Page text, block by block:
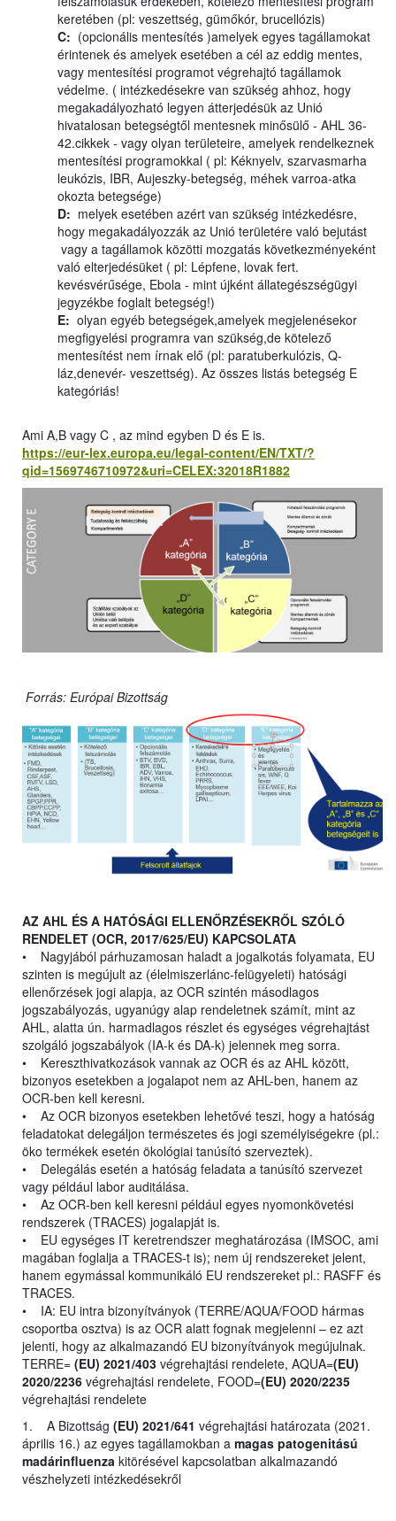
keretében (pl: veszettség, gümőkór, brucellózis)
C: (opcionális mentesítés )amelyek egyes tagállamokat
érintenek és amelyek esetében a cél az eddig mentes,
vagy mentesítési programot végrehajtó tagállamok
védelme. ( intézkedésekre van szükség ahhoz, hogy
megakadályozható legyen átterjedésük az Unió
hivatalosan betegségtől mentesnek minősülő - AHL 36-
42.cikkek - vagy olyan területeire, amelyek rendelkeznek
mentesítési programokkal ( pl: Kéknyelv, szarvasmarha
leukózis, IBR, Aujeszky-betegség, méhek varroa-atka
okozta betegsége)
D: melyek esetében azért van szükség intézkedésre,
hogy megakadályozzák az Unió területére való bejutást
vagy a tagállamok közötti mozgatás következményeként
való elterjedésüket ( pl: Lépfene, lovak fert.
kevésvérűsége, Ebola - mint újként állategészségügyi
jegyzékbe foglalt betegség!)
E: olyan egyéb betegségek,amelyek megjelenésekor
megfigyelési programra van szükség,de kötelező
mentesítést nem írnak elő (pl: paratuberkulózis, Q-
láz,denevér- veszettség). Az összes listás betegség E
kategóriás!
Ami A,B vagy C , az mind egyben D és E is.
https://eur-lex.europa.eu/legal-content/EN/TXT/?
qid=1569746710972&uri=CELEX:32018R1882
Forrás: Európai Bizottság
AZ AHL ÉS A HATÓSÁGI ELLENŐRZÉSEKRŐL SZÓLÓ
RENDELET (OCR, 2017/625/EU) KAPCSOLATA
• Nagyjából párhuzamosan haladt a jogalkotás folyamata, EU
szinten is megújult az (élelmiszerlánc-felügyeleti) hatósági
ellenőrzések jogi alapja, az OCR szintén másodlagos
jogszabályozás, ugyanúgy alap rendeletnek számít, mint az
AHL, alatta ún. harmadlagos részlet és egységes végrehajtást
szolgáló jogszabályok (IA-k és DA-k) jelennek meg sorra.
• Kereszthivatkozások vannak az OCR és az AHL között,
bizonyos esetekben a jogalapot nem az AHL-ben, hanem az
OCR-ben kell keresni.
• Az OCR bizonyos esetekben lehetővé teszi, hogy a hatóság
feladatokat delegáljon természetes és jogi személyiségekre (pl.:
öko termékek esetén ökológiai tanúsító szerveztek).
• Delegálás esetén a hatóság feladata a tanúsító szervezet
vagy például labor auditálása.
• Az OCR-ben kell keresni például egyes nyomonkövetési
rendszerek (TRACES) jogalapját is.
• EU egységes IT keretrendszer meghatározása (IMSOC, ami
magában foglalja a TRACES-t is); nem új rendszereket jelent,
hanem egymással kommunikáló EU rendszereket pl.: RASFF és
TRACES.
• IA: EU intra bizonyítványok (TERRE/AQUA/FOOD hármas
csoportba osztva) is az OCR alatt fognak megjelenni – ez azt
jelenti, hogy az alkalmazandó EU bizonyítványok megújulnak.
TERRE= (EU) 2021/403 végrehajtási rendelete, AQUA=(EU)
2020/2236 végrehajtási rendelete, FOOD=(EU) 2020/2235
végrehajtási rendelete
1. A Bizottság (EU) 2021/641 végrehajtási határozata (2021.
április 16.) az egyes tagállamokban a magas patogenitású
madárinfluenza kitörésével kapcsolatban alkalmazandó
vészhelyzeti intézkedésekről